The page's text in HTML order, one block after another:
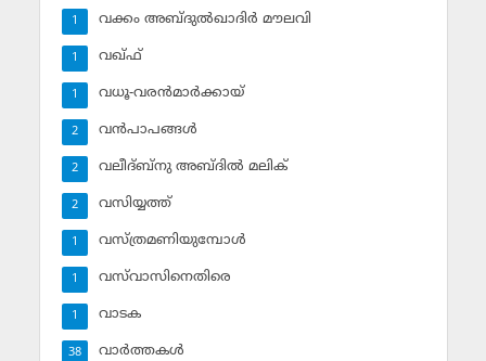
വക്കം അബ്ദുല്‍ഖാദിര്‍ മൗലവി
1
വഖ്ഫ്
1
വധൂ-വരന്‍മാര്‍ക്കായ്
1
വന്‍പാപങ്ങള്‍
2
വലീദ്ബ്‌നു അബ്ദില്‍ മലിക്‌
2
വസിയ്യത്ത്‌
2
വസ്ത്രമണിയുമ്പോള്‍
1
വസ്‌വാസിനെതിരെ
1
വാടക
1
വാര്‍ത്തകള്‍
38